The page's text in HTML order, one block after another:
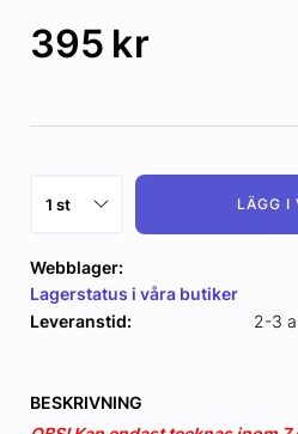
395 kr
LÄGG I
Webblager:
Lagerstatus i våra butiker
Leveranstid:
2-3
BESKRIVNING